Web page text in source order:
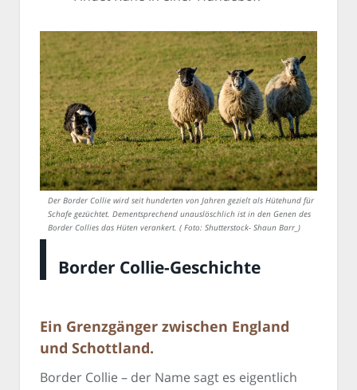
Der Border Collie wird seit hunderten von Jahren gezielt als Hütehund für
Schafe gezüchtet. Dementsprechend unauslöschlich ist in den Genen des
Border Collies das Hüten verankert. ( Foto: Shutterstock- Shaun Barr_)
Border Collie-Geschichte
Ein Grenzgänger zwischen England
und Schottland.
Border Collie – der Name sagt es eigentlich